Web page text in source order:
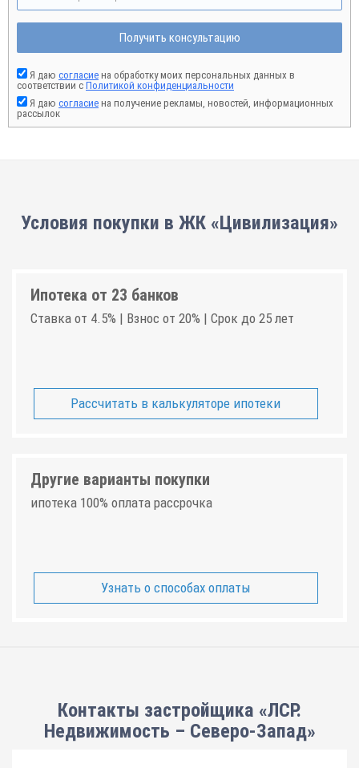
Получить консультацию
Я даю согласие на обработку моих персональных данных в
соответствии с Политикой конфиденциальности
Я даю согласие на получение рекламы, новостей, информационных
рассылок
Условия покупки в ЖК «Цивилизация»
Ипотека от 23 банков
Ставка от 4.5% | Взнос от 20% | Срок до 25 лет
Рассчитать в калькуляторе ипотеки
Другие варианты покупки
ипотека 100% оплата рассрочка
Узнать о способах оплаты
Контакты застройщика «ЛСР.
Недвижимость – Северо-Запад»